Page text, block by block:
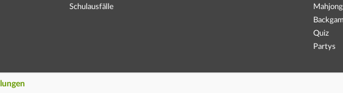
Schulausfälle
Mahjong
Quiz
Partys